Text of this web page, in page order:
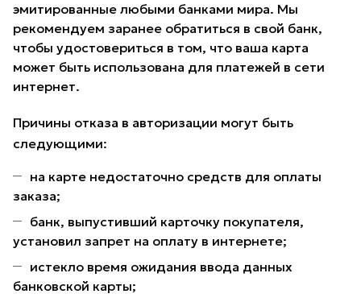
эмитированные любыми банками мира. Мы
рекомендуем заранее обратиться в свой банк,
чтобы удостовериться в том, что ваша карта
может быть использована для платежей в сети
интернет.
Причины отказа в авторизации могут быть
следующими:
на карте недостаточно средств для оплаты
заказа;
банк, выпустивший карточку покупателя,
установил запрет на оплату в интернете;
истекло время ожидания ввода данных
банковской карты;